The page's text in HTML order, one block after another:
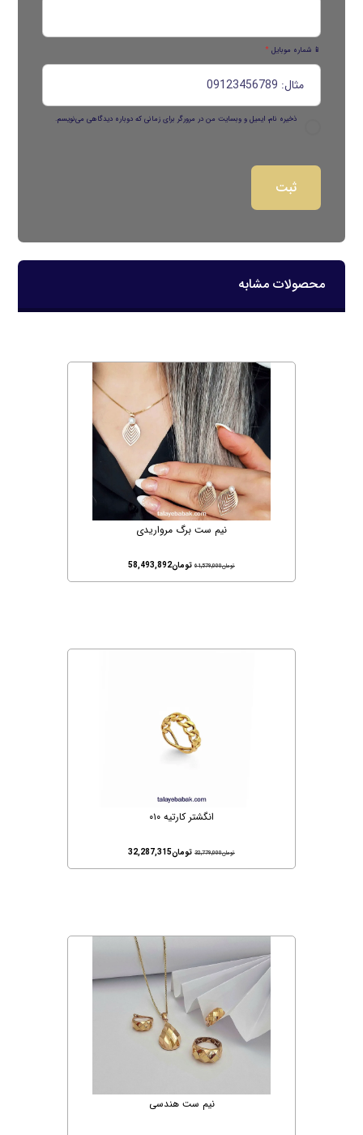
📱 شماره موبایل *
ذخیره نام، ایمیل و وبسایت من در مرورگر برای زمانی که دوباره دیدگاهی می‌نویسم.
محصولات مشابه
نیم ست برگ مرواریدی
تومان61,579,000 تومان58,493,892
انگشتر کارتیه ۰۱۰
تومان32,779,000 تومان32,287,315
نیم ست هندسی